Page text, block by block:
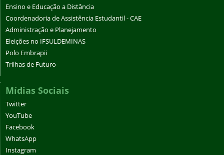
Ensino e Educação a Distância
Coordenadoria de Assistência Estudantil - CAE
Administração e Planejamento
Eleições no IFSULDEMINAS
Polo Embrapii
Trilhas de Futuro
Mídias Sociais
Twitter
YouTube
Facebook
WhatsApp
Instagram